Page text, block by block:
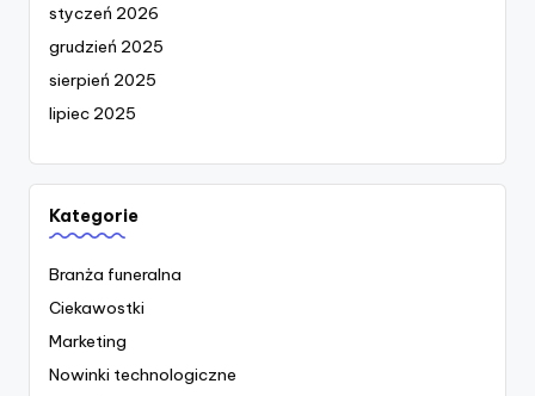
styczeń 2026
grudzień 2025
sierpień 2025
lipiec 2025
Kategorie
Branża funeralna
Ciekawostki
Marketing
Nowinki technologiczne